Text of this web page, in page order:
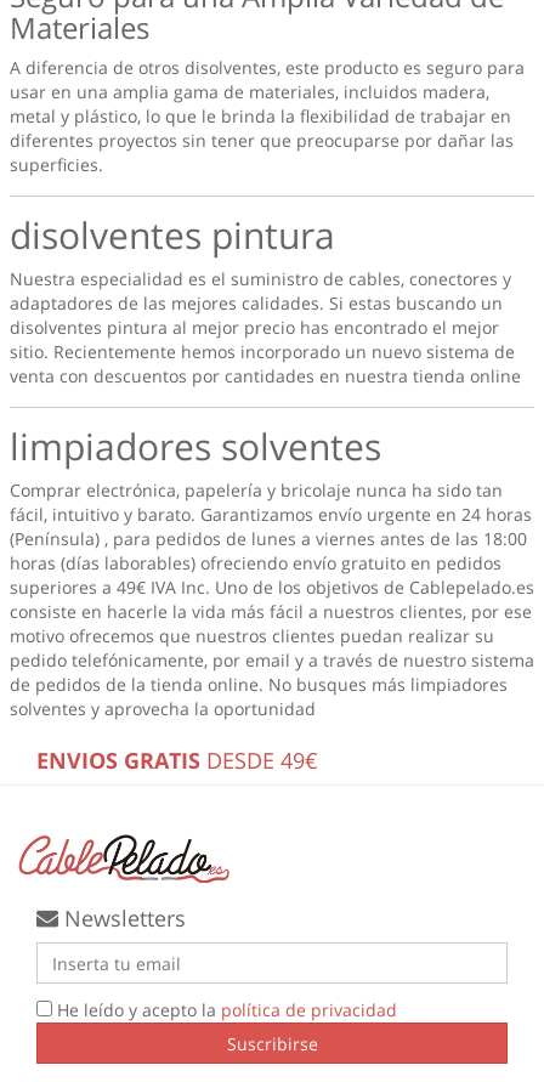
Materiales
A diferencia de otros disolventes, este producto es seguro para
usar en una amplia gama de materiales, incluidos madera,
metal y plástico, lo que le brinda la flexibilidad de trabajar en
diferentes proyectos sin tener que preocuparse por dañar las
superficies.
disolventes pintura
Nuestra especialidad es el suministro de cables, conectores y
adaptadores de las mejores calidades. Si estas buscando un
disolventes pintura al mejor precio has encontrado el mejor
sitio. Recientemente hemos incorporado un nuevo sistema de
venta con descuentos por cantidades en nuestra tienda online
limpiadores solventes
Comprar electrónica, papelería y bricolaje nunca ha sido tan
fácil, intuitivo y barato. Garantizamos envío urgente en 24 horas
(Península) , para pedidos de lunes a viernes antes de las 18:00
horas (días laborables) ofreciendo envío gratuito en pedidos
superiores a 49€ IVA Inc. Uno de los objetivos de Cablepelado.es
consiste en hacerle la vida más fácil a nuestros clientes, por ese
motivo ofrecemos que nuestros clientes puedan realizar su
pedido telefónicamente, por email y a través de nuestro sistema
de pedidos de la tienda online. No busques más limpiadores
solventes y aprovecha la oportunidad
ENVIOS GRATIS DESDE 49€
Newsletters
He leído y acepto la política de privacidad
Suscribirse